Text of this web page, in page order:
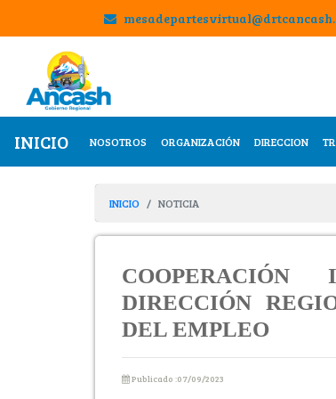
INICIO NOSOTROS ORGANIZACIÓN DIRECCION
INICIO NOTICIA
DIRECCIÓN
DEL EMPLEO
Publicado :07/09/2023